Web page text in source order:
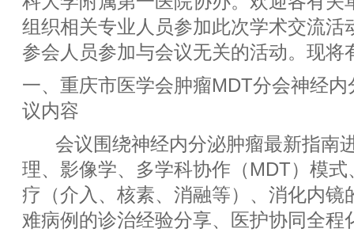
组织相关专业⼈员参加此次学术交流活
参会⼈员参加与会议⽆关的活动。现将
⼀、重庆市医学会肿瘤MDT分会神经
议内容
会议围绕神经内分泌肿瘤最新指南
理、影像学、多学科协作（MDT）模
疗（介⼊、核素、消融等）、消化内镜
难病例的诊治经验分享、医护协同全程